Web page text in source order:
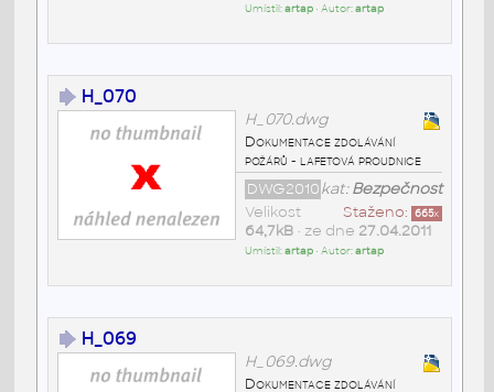
Umístil:artap• Autor:artap
H_070
H_070.dwg
Dokumentace zdolávání
požárů - lafetová proudnice
kat:Bezpečnost
DWG2010
Staženo: 665x
Velikost
64,7kB• ze dne 27.04.2011
Umístil:artap• Autor:artap
H_069
H_069.dwg
Dokumentace zdolávání